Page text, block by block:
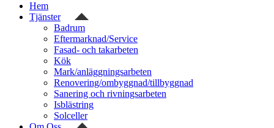
Hem
Tjänster
Badrum
Eftermarknad/Service
Fasad- och takarbeten
Kök
Mark/anläggningsarbeten
Renovering/ombyggnad/tillbyggnad
Sanering och rivningsarbeten
Isblästring
Solceller